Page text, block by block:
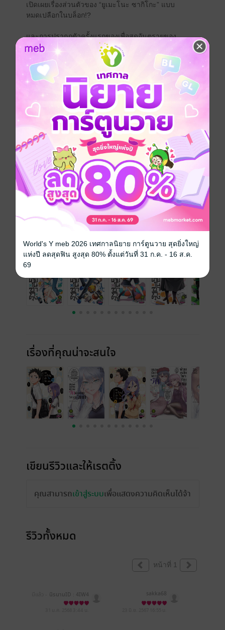
เปิดเผยเรื่องส่วนตัวของ “ยูเมะโนะ ซากิโกะ” แบบ
หมดเปลือกในบล็อก!?
และการปรากฏตัวครั้งแรกของเพื่อสุดอันตรายของ
“คาชิมะ เรย์” เรื่องราวคอเมดี้ของเด็กหนุ่มนักเขียนการ์ตูน
สาวน้อย
ที่อัดแน่นไปด้วยความรักและมุกตลกดำเนินมาถึง
เล่ม 13 แล้ว!!
การ์ตูนญี่ปุ่น ตลก โรแมนติก สไลซ์ออฟไลฟ์
ซีรีส์ นักเขียนหน้าตาย นายโนซากิคุง
ประเภทไฟล์ pdf
วันที่วางขาย 15 มิถุนายน 2567
ความยาว 186 หน้า
125 บาท
เล่มอื่นๆ ในซีรีส์ ดูทั้งหมด
เรื่องที่คุณน่าจะสนใจ
เขียนรีวิวและให้เรตติ้ง
คุณสามารถเข้าสู่ระบบเพื่อแสดงความคิดเห็นได้จ้า
รีวิวทั้งหมด
หน้าที่ 1
นิรนามID : 4IW4
3iD677
sakka68
World's Y meb 2026 เทศกาลนิยาย การ์ตูนวาย สุดยิ่งใหญ่
แห่งปี ลดสุดฟิน สูงสุด 80% ตั้งแต่วันที่ 31 ก.ค. - 16 ส.ค.
69